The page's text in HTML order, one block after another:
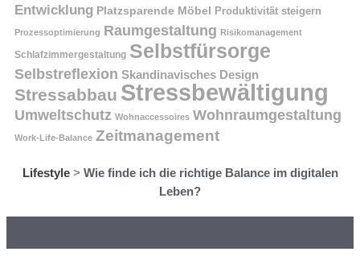
Entwicklung Platzsparende Möbel Produktivität steigern
Prozessoptimierung Raumgestaltung Risikomanagement
Schlafzimmergestaltung Selbstfürsorge
Selbstreflexion Skandinavisches Design
Stressabbau Stressbewältigung
Umweltschutz Wohnaccessoires Wohnraumgestaltung
Work-Life-Balance Zeitmanagement
Lifestyle> Wie finde ich die richtige Balance im digitalen
Leben?